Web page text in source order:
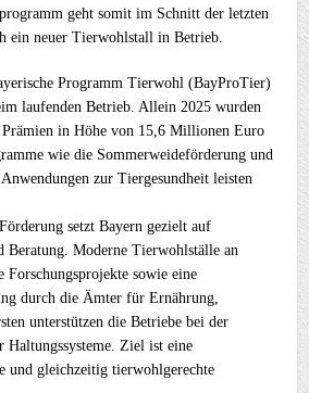
geht somit im Schnitt der letzten
ein neuer Tierwohlstall in Betrieb.
Programm Tierwohl (BayProTier)
laufenden Betrieb. Allein 2025 wurden
in Höhe von 15,6 Millionen Euro
wie die Sommerweideförderung und
zur Tiergesundheit leisten
setzt Bayern gezielt auf
Beratung. Moderne Tierwohlställe an
Forschungsprojekte sowie eine
durch die Ämter für Ernährung,
unterstützen die Betriebe bei der
Ziel ist eine
und gleichzeitig tierwohlgerechte